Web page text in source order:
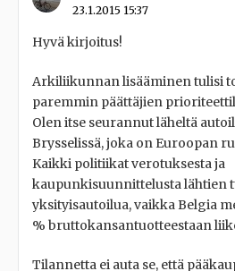
23.1.2015 15:37
Hyvä kirjoitus!
Arkiliikunnan lisääminen tulisi
paremmin päättäjien
Olen itse seurannut läheltä
Brysselissä, joka on Euroopan
Kaikki politiikat verotuksesta ja
kaupunkisuunnittelusta lähtien
yksityisautoilua, vaikka Belgia
% bruttokansantuotteestaan
Tilannetta ei auta se, että